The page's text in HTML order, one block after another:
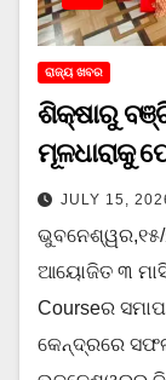
ରାଜ୍ୟ ଖବର
ଶିକ୍ଷାରୁ
ମୂଳଧାରାକୁ
JULY 15,
ଆୟୋଜିତ ୩
Courseର
କେନ୍ଦ୍ରରେ